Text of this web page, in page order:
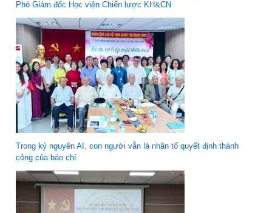
Phó Giám đốc Học viện Chiến lược KH&CN
Trong kỷ nguyên AI, con người vẫn là nhân tố quyết định thành
công của báo chí